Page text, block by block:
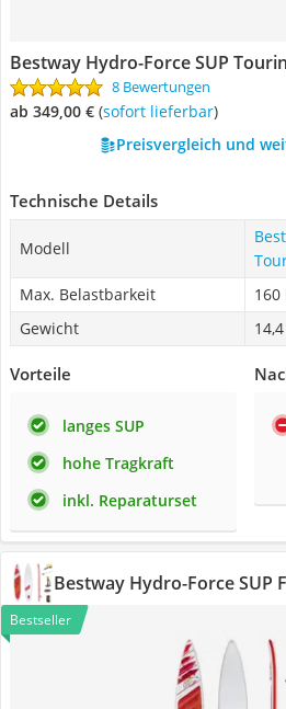
Bestway Hydro-Force SUP
8 Bewertungen
ab 349,00 € ( Sofort lieferbar)
Preisvergleich und
Technische Details
Modell
Max. Belastbarkeit
160
Gewicht
Vorteile
langes SUP
hohe Tragkraft
inkl. Reparaturset
Bestway Hydro-Force SUP
Bestseller